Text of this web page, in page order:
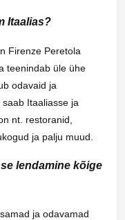
Itaalias?
Firenze Peretola
teenindab üle ühe
odavaid ja
Itaaliasse ja
nt. restoranid,
ja palju muud.
lendamine kõige
ja odavamad